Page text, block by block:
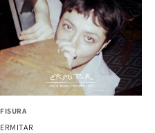
FISURA
ERMITAR